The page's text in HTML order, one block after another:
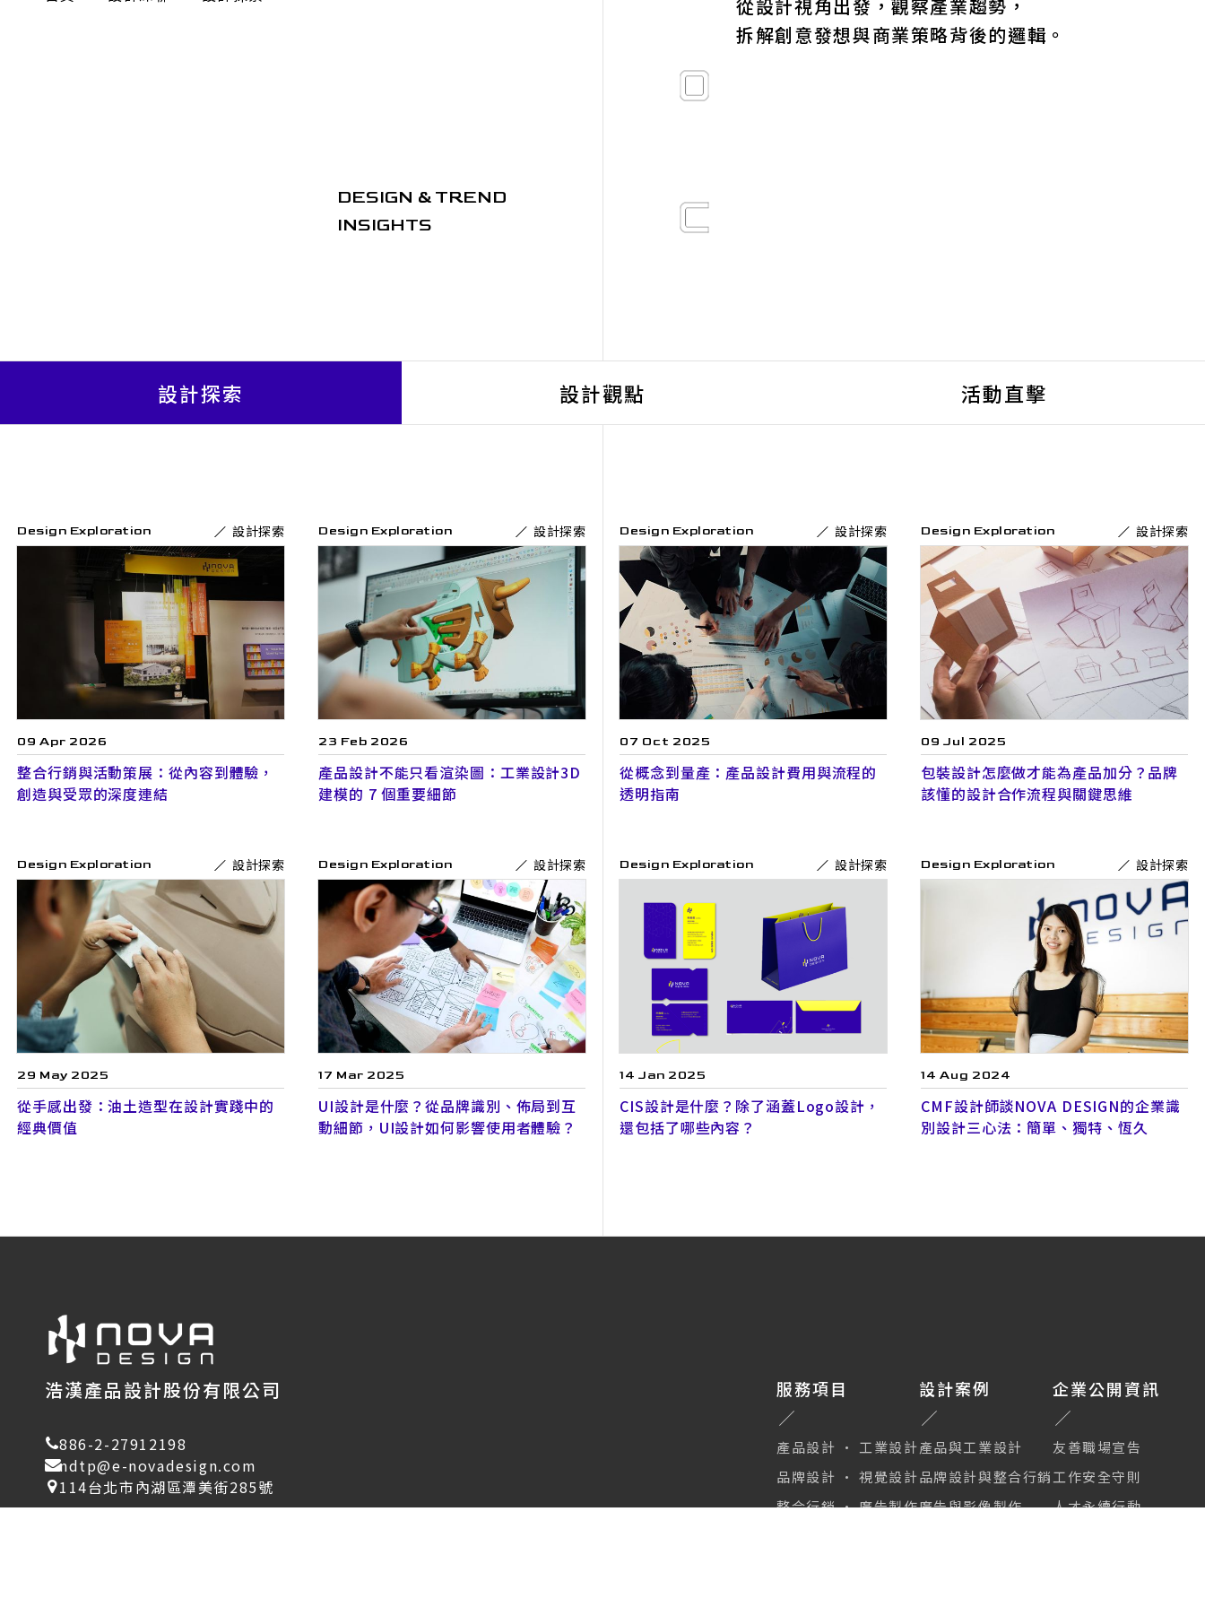
DESIGN & TREND
INSIGHTS
從設計視角出發，觀察產業趨勢，
拆解創意發想與商業策略背後的邏輯。
設計探索 設計觀點 活動直擊
Design Exploration 設計探索
09 Apr 2026
整合行銷與活動策展：從內容到體驗，
創造與受眾的深度連結
Design Exploration 設計探索
23 Feb 2026
產品設計不能只看渲染圖：工業設計3D
建模的 7 個重要細節
Design Exploration 設計探索
07 Oct 2025
從概念到量產：產品設計費用與流程的
透明指南
Design Exploration 設計探索
09 Jul 2025
包裝設計怎麼做才能為產品加分？品牌
該懂的設計合作流程與關鍵思維
Design Exploration 設計探索
29 May 2025
從手感出發：油土造型在設計實踐中的
經典價值
Design Exploration 設計探索
17 Mar 2025
UI設計是什麼？從品牌識別、佈局到互
動細節，UI設計如何影響使用者體驗？
Design Exploration 設計探索
14 Jan 2025
CIS設計是什麼？除了涵蓋Logo設計，
還包括了哪些內容？
Design Exploration 設計探索
14 Aug 2024
CMF設計師談NOVA DESIGN的企業識
別設計三心法：簡單、獨特、恆久
浩漢產品設計股份有限公司
886-2-27912198
ndtp@e-novadesign.com
114台北市內湖區潭美街285號
服務項目
產品設計 · 工業設計
品牌設計 · 視覺設計
整合行銷 · 廣告製作
設計案例
產品與工業設計
品牌設計與整合行銷
廣告與影像製作
企業公開資訊
友善職場宣告
工作安全守則
人才永續行動